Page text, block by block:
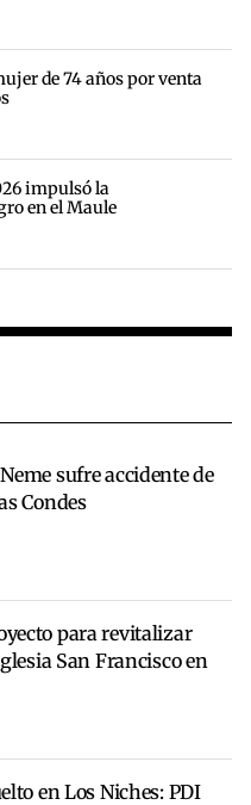
de 74 años por venta
impulsó la
en el Maule
sufre accidente de
Condes
para revitalizar
San Francisco en
en Los Niches: PDI